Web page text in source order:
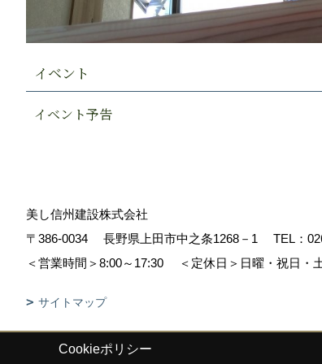
イベント
イベント予告
美し信州建設株式会社
〒386-0034
長野県上田市中之条1268－1 TEL：
＜営業時間＞8:00～17:30
＜定休日＞日曜・祝日・
サイトマップ
Copyright (c) Sinshuu. All Rights Reserved.
Cookieポリシー